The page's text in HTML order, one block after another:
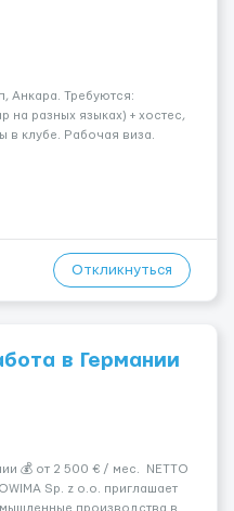
Анкара. Требуются:
на разных языках) + хостеc,
в клубе. Рабочая виза.
Высокая зарплат...
Откликнуться
в Германии
💰 от 2 500 € / мес. NETTO
Sp. z o.o. приглашает